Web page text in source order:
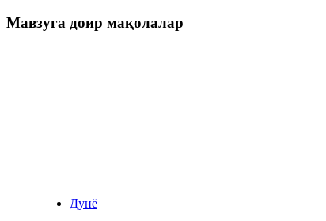
Мавзуга доир мақолалар
Дунё